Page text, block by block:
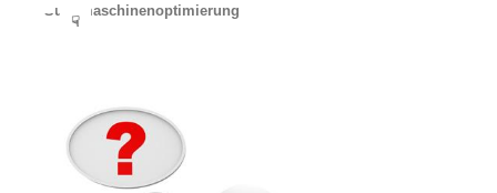
Suchmaschinenoptimierung
☟